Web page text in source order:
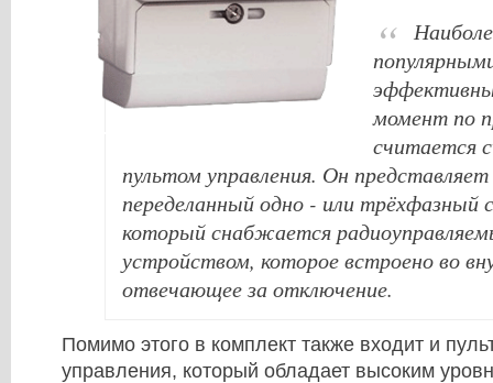
момент по
считается
пультом управления. Он
переделанный одно - или трёхфазный
который снабжается
устройством, которое встроено во
отвечающее за отключение.
Помимо этого в комплект также входит и
управления, который обладает высоким